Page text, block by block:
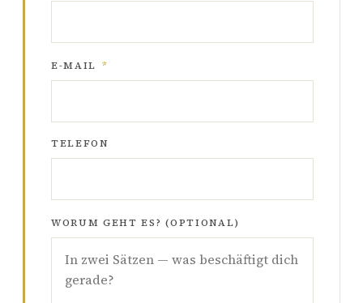
E-MAIL *
TELEFON
WORUM GEHT ES? (OPTIONAL)